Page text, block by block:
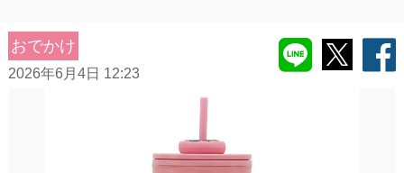
おでかけ
2026年6月4日 12:23